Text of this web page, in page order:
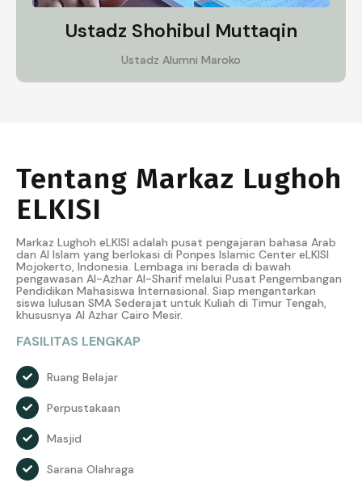
Ustadz Shohibul Muttaqin
Ustadz Alumni Maroko
Tentang Markaz Lughoh
ELKISI
Markaz Lughoh eLKISI adalah pusat pengajaran bahasa Arab
dan Al Islam yang berlokasi di Ponpes Islamic Center eLKISI
Mojokerto, Indonesia. Lembaga ini berada di bawah
pengawasan Al-Azhar Al-Sharif melalui Pusat Pengembangan
Pendidikan Mahasiswa Internasional. Siap mengantarkan
siswa lulusan SMA Sederajat untuk Kuliah di Timur Tengah,
khususnya Al Azhar Cairo Mesir.
FASILITAS LENGKAP
Ruang Belajar
Perpustakaan
Masjid
Sarana Olahraga